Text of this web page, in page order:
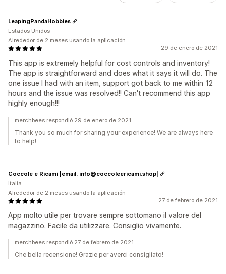
29 de enero de 2021
This app is extremely helpful for cost controls and inventory!
The app is straightforward and does what it says it will do. The
one issue I had with an item, support got back to me within 12
hours and the issue was resolved!! Can't recommend this app
highly enough!!!
LeapingPandaHobbies
Estados Unidos
Alrededor de 2 meses usando la aplicación
merchbees respondió 29 de enero de 2021
Thank you so much for sharing your experience! We are always here
to help!
27 de febrero de 2021
App molto utile per trovare sempre sottomano il valore del
magazzino. Facile da utilizzare. Consiglio vivamente.
Coccole e Ricami |email: info@coccoleericami.shop|
Italia
Alrededor de 2 meses usando la aplicación
merchbees respondió 27 de febrero de 2021
Che bella recensione! Grazie per averci consigliato!